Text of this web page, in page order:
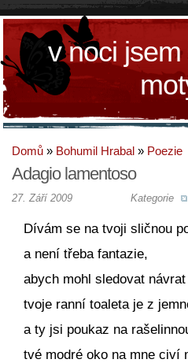
v noci
Domů » Bohumil Hrabal » Poezie
Adagio lamentoso
Kategorie
27. Září 2009
Dívám se na tvoji sličnou
a není třeba fantazie,
abych mohl sledovat
tvoje ranní toaleta je z
a ty jsi poukaz na
tvé modré oko na mne civí